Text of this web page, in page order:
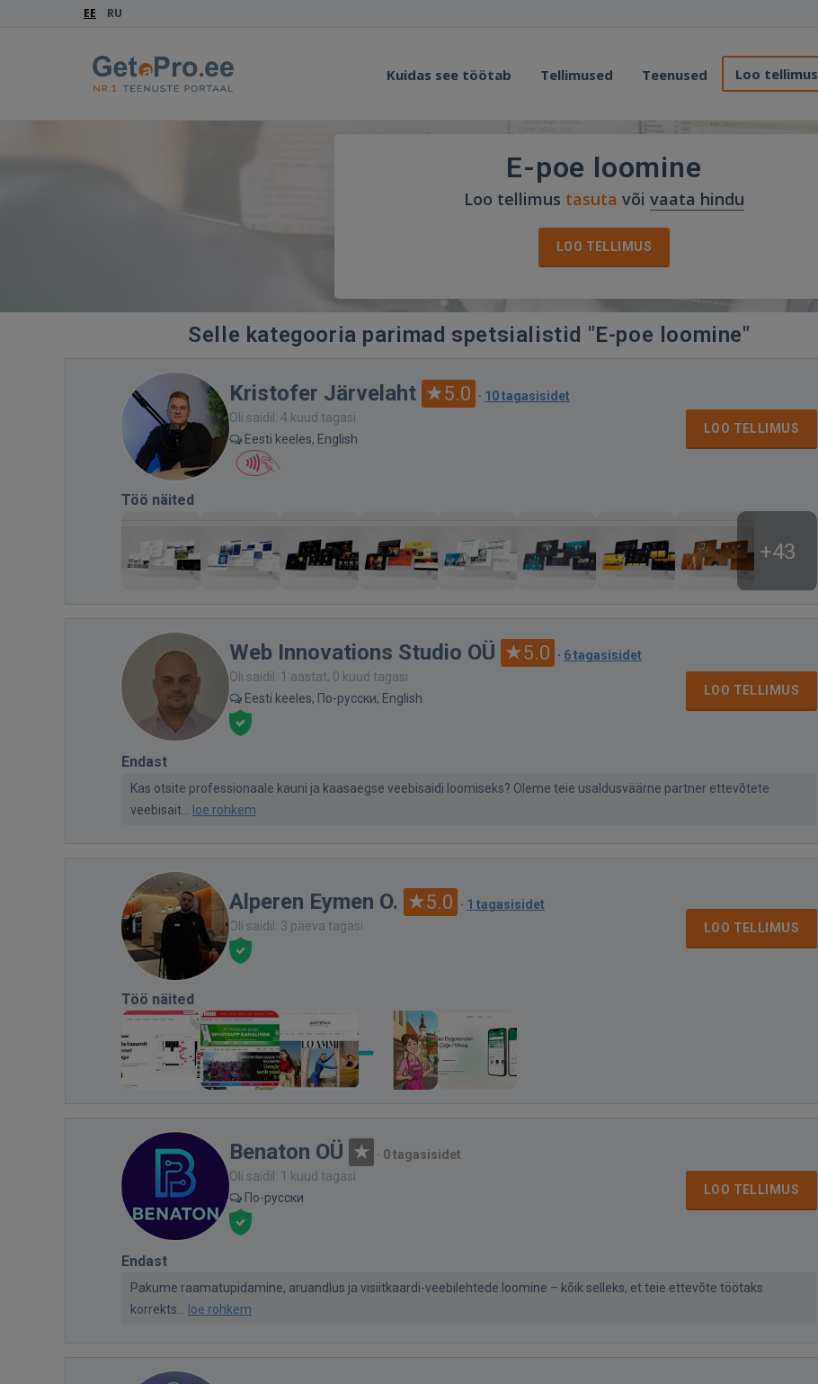
EE RU
Kuidas see töötab Tellimused Teenused Loo tellimus
E-poe loomine
Loo tellimus tasuta või vaata hindu
LOO TELLIMUS
Selle kategooria parimad spetsialistid "E-poe loomine"
Kristofer Järvelaht 5.0 · 10 tagasisidet
Oli saidil: 4 kuud tagasi
Eesti keeles, English
LOO TELLIMUS
Töö näited
+43
Web Innovations Studio OÜ 5.0 · 6 tagasisidet
Oli saidil: 1 aastat, 0 kuud tagasi
Eesti keeles, По-русски, English
LOO TELLIMUS
Endast
Kas otsite professionaale kauni ja kaasaegse veebisaidi loomiseks? Oleme teie usaldusväärne partner ettevõtete
veebisait...
loe rohkem
Alperen Eymen O. 5.0 · 1 tagasisidet
Oli saidil: 3 päeva tagasi
LOO TELLIMUS
Töö näited
Benaton OÜ · 0 tagasisidet
Oli saidil: 1 kuud tagasi
По-русски
LOO TELLIMUS
Endast
Pakume raamatupidamine, aruandlus ja visiitkaardi-veebilehtede loomine – kõik selleks, et teie ettevõte töötaks
korrekts...
loe rohkem